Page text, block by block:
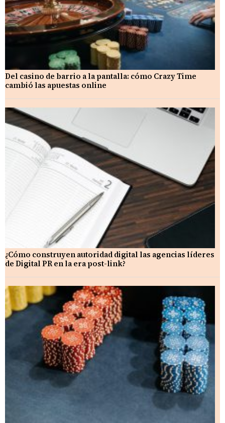
Del casino de barrio a la pantalla: cómo Crazy Time
cambió las apuestas online
¿Cómo construyen autoridad digital las agencias líderes
de Digital PR en la era post-link?